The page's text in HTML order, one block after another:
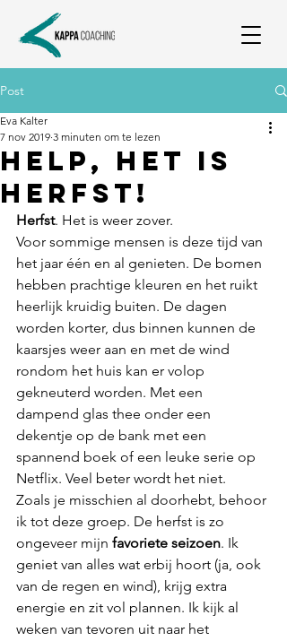
Post
Help, het is
herfst!
Eva Kalter
7 nov 2019 3 minuten om te lezen
Herfst. Het is weer zover.
Voor sommige mensen is deze tijd van
het jaar één en al genieten. De bomen
hebben prachtige kleuren en het ruikt
heerlijk kruidig buiten. De dagen
worden korter, dus binnen kunnen de
kaarsjes weer aan en met de wind
rondom het huis kan er volop
gekneuterd worden. Met een
dampend glas thee onder een
dekentje op de bank met een
spannend boek of een leuke serie op
Netflix. Veel beter wordt het niet.
Zoals je misschien al doorhebt, behoor
ik tot deze groep. De herfst is zo
ongeveer mijn favoriete seizoen. Ik
geniet van alles wat erbij hoort (ja, ook
van de regen en wind), krijg extra
energie en zit vol plannen. Ik kijk al
weken van tevoren uit naar het